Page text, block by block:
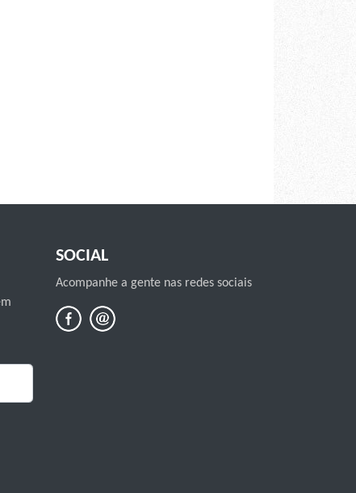
SOCIAL
Acompanhe a gente nas redes sociais